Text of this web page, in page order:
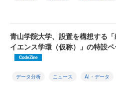
青山学院大学、設置を構想する
イエンス学環（仮称）」の特設
CodeZine
データ分析 ニュース AI・データ